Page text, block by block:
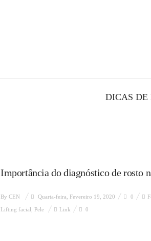
DICAS DE
Importância do diagnóstico de rosto
By CEN Quarta-feira, Fevereiro 19, 2020 0
Lifting facial Pele Link 0